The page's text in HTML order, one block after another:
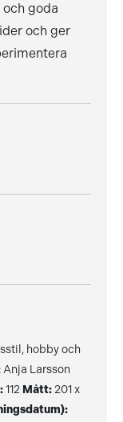
goda
och ger
hobby och
Anja Larsson
112 Mått: 201 x